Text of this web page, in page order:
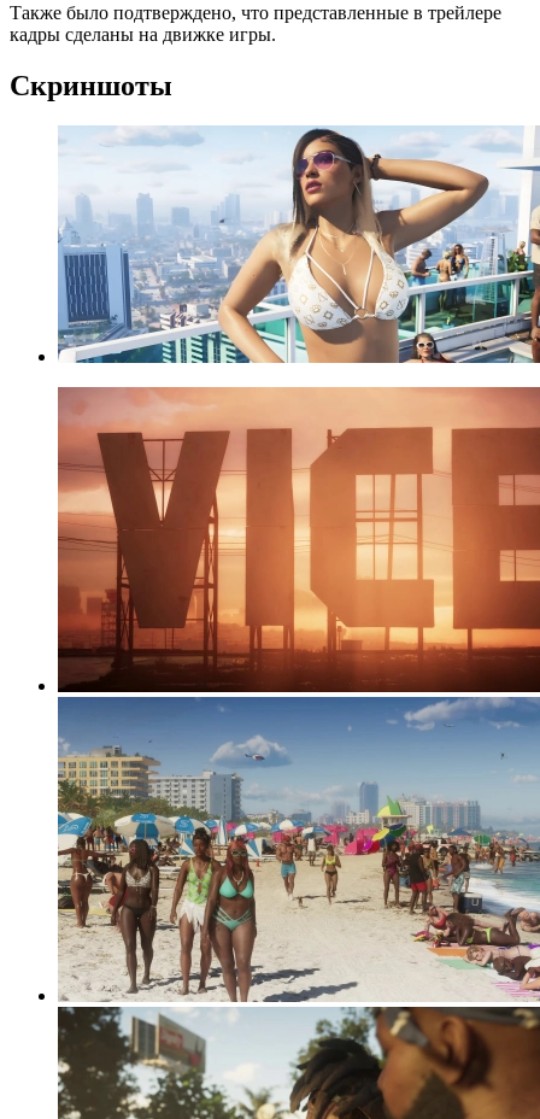
Также было подтверждено, что представленные в трейлере
кадры сделаны на движке игры.
Скриншоты